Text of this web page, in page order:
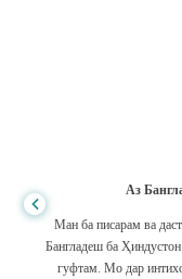
Аз
Ман ба писарам ва
Бангладеш ба
гуфтам. Мо дар